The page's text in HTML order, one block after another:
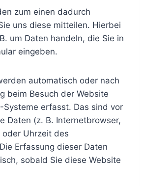
zum einen dadurch
uns diese mitteilen. Hierbei
um Daten handeln, die Sie in
eingeben.
automatisch oder nach
beim Besuch der Website
Systeme erfasst. Das sind vor
Daten (z. B. Internetbrowser,
Uhrzeit des
Erfassung dieser Daten
sobald Sie diese Website